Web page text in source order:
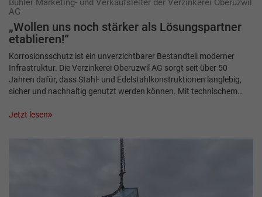
AG
„Wollen uns noch stärker als Lösungspartner
etablieren!“
Korrosionsschutz ist ein unverzichtbarer Bestandteil moderner
Infrastruktur. Die Verzinkerei Oberuzwil AG sorgt seit über 50
Jahren dafür, dass Stahl- und Edelstahlkonstruktionen langlebig,
sicher und nachhaltig genutzt werden können. Mit technischem…
Jetzt lesen